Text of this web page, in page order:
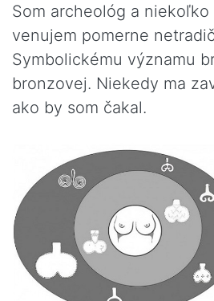
Som archeológ a niekoľko
venujem pomerne
Symbolickému významu
bronzovej. Niekedy ma
ako by som čakal.